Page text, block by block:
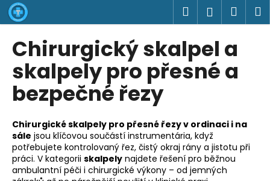
Přejít
na
obsah
Hledat
Chirurgický skalpel a
skalpely pro přesné a
bezpečné řezy
Chirurgické skalpely pro přesné řezy v ordinaci i na
sále jsou klíčovou součástí instrumentária, když
potřebujete kontrolovaný řez, čistý okraj rány a jistotu při
práci. V kategorii skalpely najdete řešení pro běžnou
ambulantní péči i chirurgické výkony – od jemných
K
o
C
o
p
t
ř
e
b